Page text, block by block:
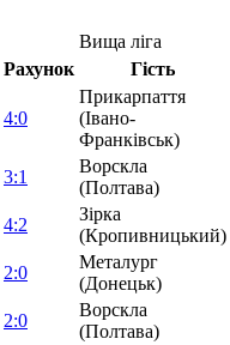
Вища ліга
Рахунок Гість
4:0
Прикарпаття
(Івано-
Франківськ)
3:1
Ворскла
(Полтава)
4:2
Зірка
(Кропивницький)
2:0
Металург
(Донецьк)
2:0
Ворскла
(Полтава)